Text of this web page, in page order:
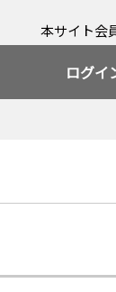
本サイト会
ログイ